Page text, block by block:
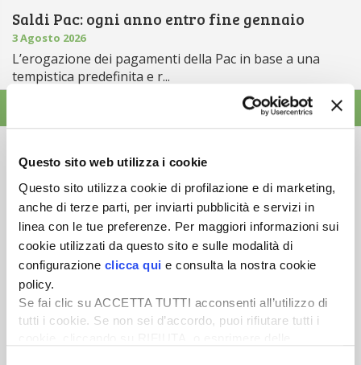
Questo sito web utilizza i cookie
Questo sito utilizza cookie di profilazione e di marketing,
anche di terze parti, per inviarti pubblicità e servizi in
linea con le tue preferenze. Per maggiori informazioni sui
cookie utilizzati da questo sito e sulle modalità di
configurazione clicca qui e consulta la nostra cookie
policy.
Se fai clic su ACCETTA TUTTI acconsenti all’utilizzo di
tutti i cookie. Se non sei d’accordo, puoi rifiutare tutti i
Saldi Pac: ogni anno entro fine gennaio
3 Agosto 2026
L’erogazione dei pagamenti della Pac in base a una
tempistica predefinita e r...
Newsletter
Scopri un servizio d'informazione di alta qualità. Tagliato sulle tue
esigenze.